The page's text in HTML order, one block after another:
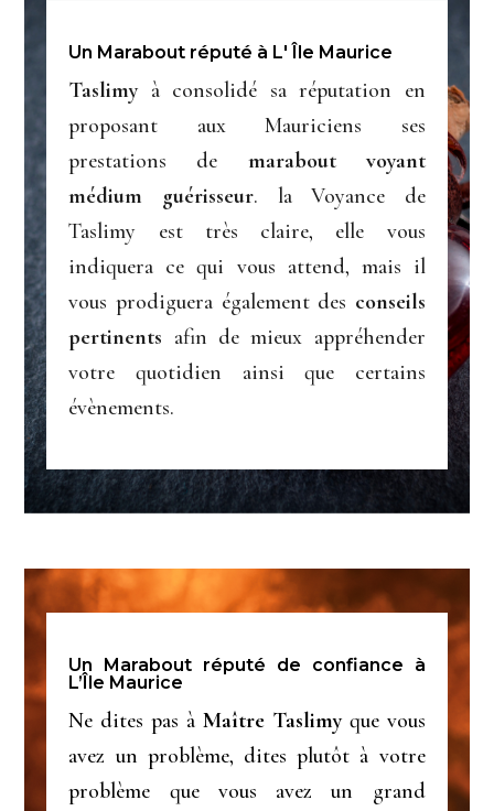
Un Marabout réputé à L' Île Maurice
Taslimyà consolidé sa réputation en
proposant aux Mauriciens ses
prestations de marabout voyant
médium guérisseur. la Voyance de
Taslimy est très claire, elle vous
indiquera ce qui vous attend, mais il
vous prodiguera également des conseils
pertinents afin de mieux appréhender
votre quotidien ainsi que certains
évènements.
Un Marabout réputé de confiance à
L’Île Maurice
Ne dites pas à Maître Taslimyque vous
avez un problème, dites plutôt à votre
problème que vous avez un grand